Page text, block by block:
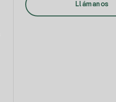
Llámanos